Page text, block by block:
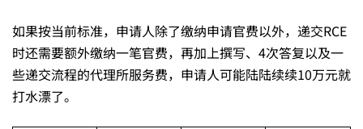
却
拿
如果按当前标准，申请人除了缴纳申请官费以外，递交RCE
时还需要额外缴纳一笔官费，再加上撰写、4次答复以及一
些递交流程的代理所服务费，申请人可能陆陆续续10万元就
打水漂了。